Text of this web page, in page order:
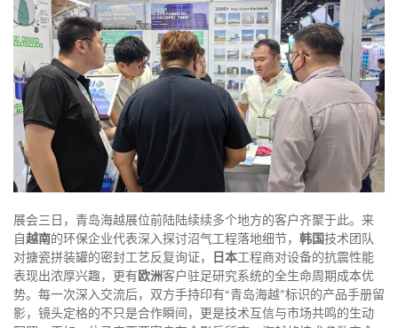
展会三日，青岛海越展位前陆陆续续多个地方的客户齐聚于此。来
自越南的环保企业代表深入探讨沼气工程落地细节， 韩国技术团队
对搪瓷拼装罐的密封工艺反复询证， 日本工程商对设备的抗震性能
表现出浓厚兴趣，更有欧洲客户驻足研究系统的全生命周期成本优
势。每一次深入交流后，双方手持印有“青岛海越”标识的产品手册留
影，镜头定格的不只是合作瞬间，更是技术互信与市场共鸣的生动